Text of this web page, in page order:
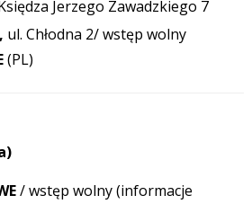
Jerzego Zawadzkiego 7
ul. Chłodna 2/ wstęp wolny
(PL)
/ wstęp wolny (informacje